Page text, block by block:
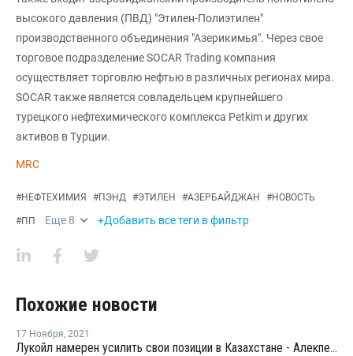
высокого давления (ПВД) "Этилен-Полиэтилен"
производственного объединения "Азерикимья". Через свое
торговое подразделение SOCAR Trading компания
осуществляет торговлю нефтью в различных регионах мира.
SOCAR также является совладельцем крупнейшего
турецкого нефтехимического комплекса Petkim и других
активов в Турции.
MRC
#НЕФТЕХИМИЯ #ПЭНД #ЭТИЛЕН #АЗЕРБАЙДЖАН #НОВОСТЬ
#ПП Еще 8 +Добавить все теги в фильтр
Похожие новости
17 Ноября, 2021
Лукойл намерен усилить свои позиции в Казахстане - Алекперов